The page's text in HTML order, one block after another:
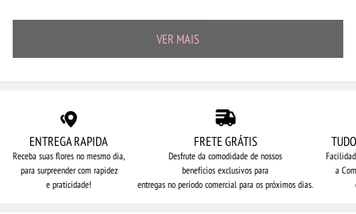
VER MAIS
ENTREGA RAPIDA
Receba suas flores no mesmo dia,
para surpreender com rapidez
e praticidade!
FRETE GRÁTIS
Desfrute da comodidade de nossos
benefícios exclusivos para
entregas no período comercial para os próximos dias.
a